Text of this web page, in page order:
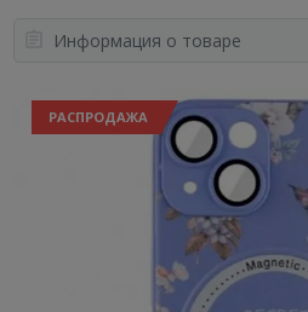
Информация о товаре
РАСПРОДАЖА